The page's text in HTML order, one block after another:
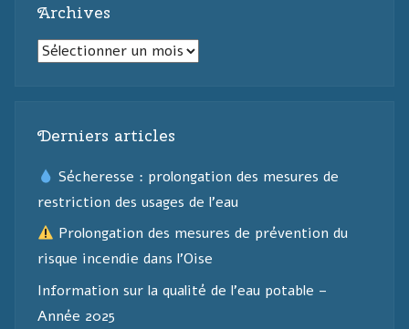
Archives
Archives
Derniers articles
Sécheresse : prolongation des mesures de
restriction des usages de l’eau
Prolongation des mesures de prévention du
risque incendie dans l’Oise
Information sur la qualité de l’eau potable –
Année 2025